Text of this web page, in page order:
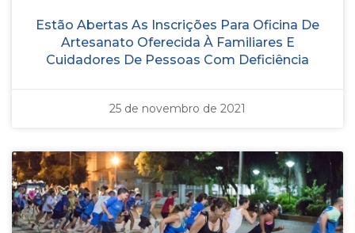
Estão Abertas As Inscrições Para Oficina De
Artesanato Oferecida À Familiares E
Cuidadores De Pessoas Com Deficiência
25 de novembro de 2021